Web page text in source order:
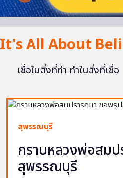
It's All About
เชื่อในสิ่งที่ทำ ทำในสิ่งที่เชื่อ
สุพรรณบุรี
กราบหลวงพ่อสม
สุพรรณบุรี